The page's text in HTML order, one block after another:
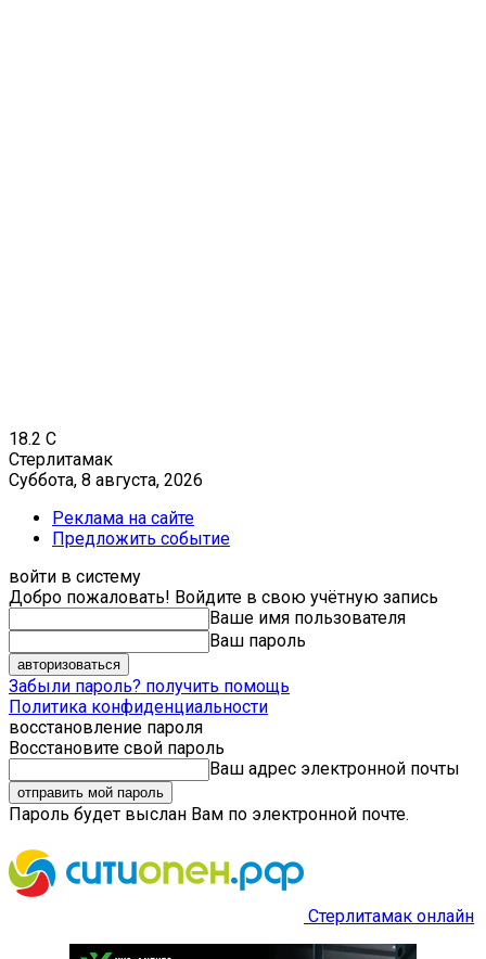
18.2 C
Стерлитамак
Суббота, 8 августа, 2026
Реклама на сайте
Предложить событие
войти в систему
Добро пожаловать! Войдите в свою учётную запись
Ваше имя пользователя
Ваш пароль
Забыли пароль? получить помощь
Политика конфиденциальности
восстановление пароля
Восстановите свой пароль
Ваш адрес электронной почты
Пароль будет выслан Вам по электронной почте.
Стерлитамак онлайн